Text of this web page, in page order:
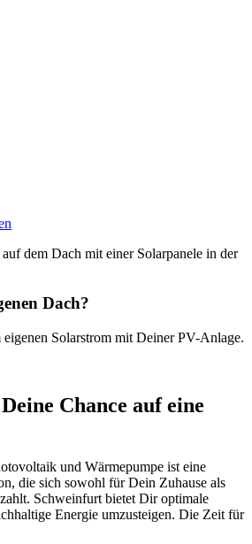
Dach?
Solarstrom mit Deiner PV-Anlage.
Chance auf eine
und Wärmepumpe ist eine
die sich sowohl für Dein Zuhause als
Schweinfurt bietet Dir optimale
Energie umzusteigen. Die Zeit für